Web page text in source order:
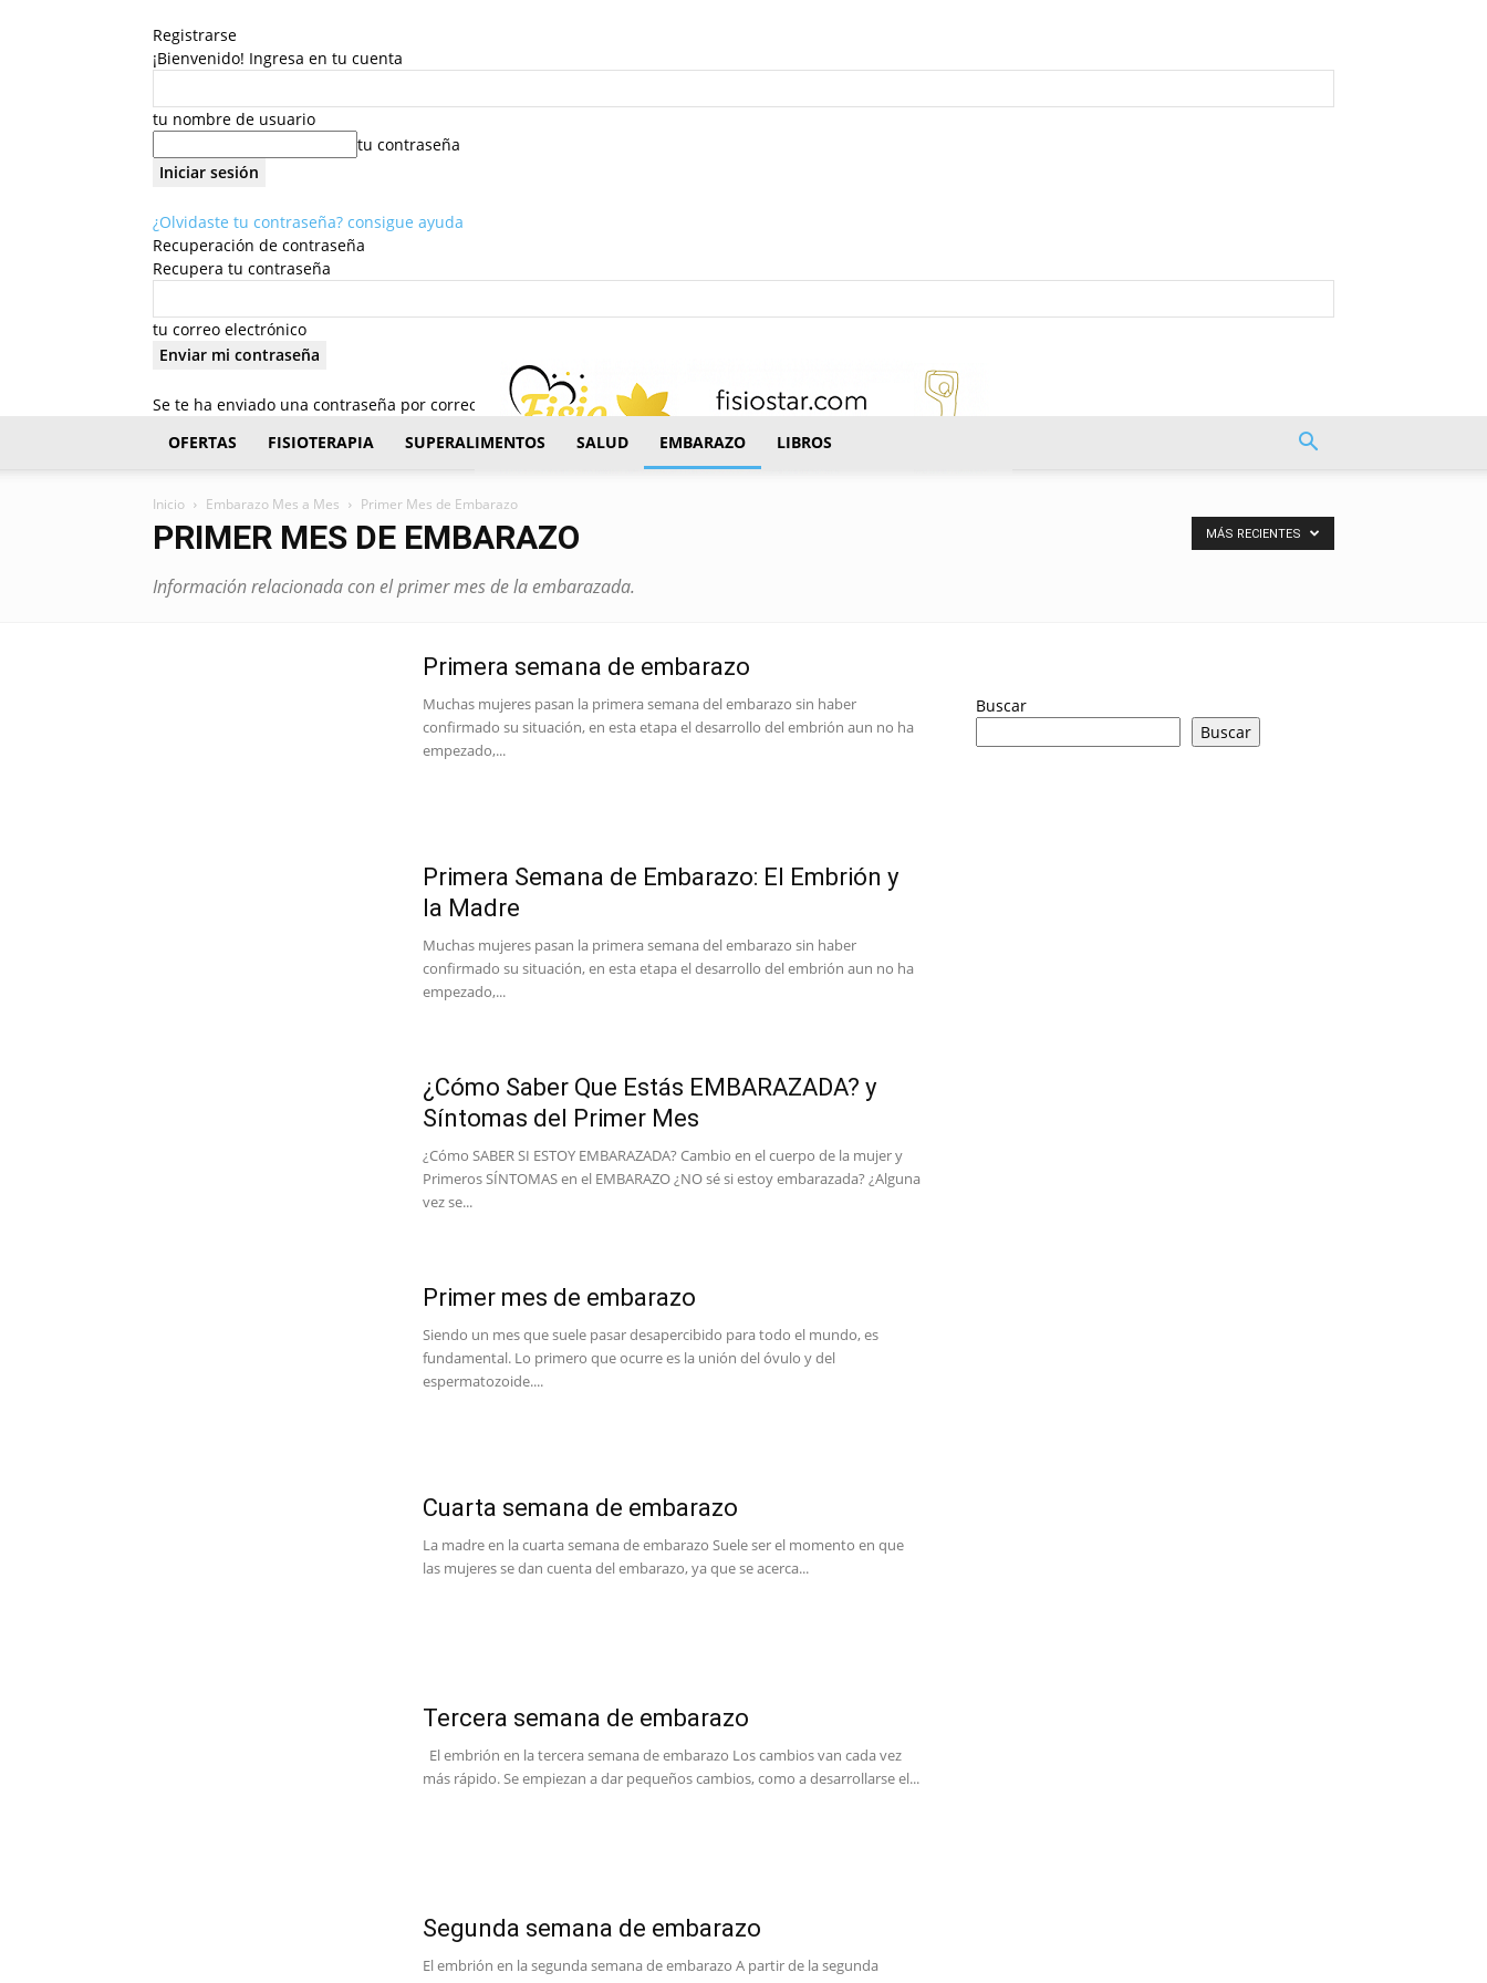
Registrarse
¡Bienvenido! Ingresa en tu cuenta
tu nombre de usuario
tu contraseña
¿Olvidaste tu contraseña? consigue ayuda
Recuperación de contraseña
Recupera tu contraseña
tu correo electrónico
Se te ha enviado una contraseña por correo electrónico.
OFERTAS FISIOTERAPIA SUPERALIMENTOS SALUD EMBARAZO LIBROS
Inicio Embarazo Mes a Mes Primer Mes de Embarazo
PRIMER MES DE EMBARAZO
Información relacionada con el primer mes de la embarazada.
MÁS RECIENTES
Primera semana de embarazo
Muchas mujeres pasan la primera semana del embarazo sin haber
confirmado su situación, en esta etapa el desarrollo del embrión aun no ha
empezado,...
Primera Semana de Embarazo: El Embrión y
la Madre
Muchas mujeres pasan la primera semana del embarazo sin haber
confirmado su situación, en esta etapa el desarrollo del embrión aun no ha
empezado,...
¿Cómo Saber Que Estás EMBARAZADA? y
Síntomas del Primer Mes
¿Cómo SABER SI ESTOY EMBARAZADA? Cambio en el cuerpo de la mujer y
Primeros SÍNTOMAS en el EMBARAZO ¿NO sé si estoy embarazada? ¿Alguna
vez se...
Primer mes de embarazo
Siendo un mes que suele pasar desapercibido para todo el mundo, es
fundamental. Lo primero que ocurre es la unión del óvulo y del
espermatozoide....
Cuarta semana de embarazo
La madre en la cuarta semana de embarazo Suele ser el momento en que
las mujeres se dan cuenta del embarazo, ya que se acerca...
Tercera semana de embarazo
El embrión en la tercera semana de embarazo Los cambios van cada vez
más rápido. Se empiezan a dar pequeños cambios, como a desarrollarse el...
Segunda semana de embarazo
El embrión en la segunda semana de embarazo A partir de la segunda
Buscar
Buscar